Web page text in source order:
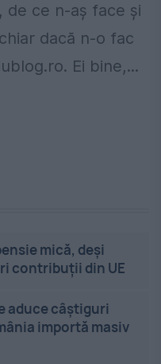
de ce n-aș face și
dacă n-o fac
Ei bine,...
mică, deși
contribuții din UE
aduce câștiguri
importă masiv